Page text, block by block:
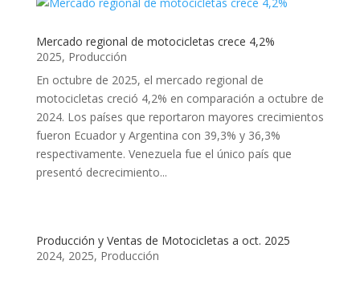
Mercado regional de motocicletas crece 4,2%
2025, Producción
En octubre de 2025, el mercado regional de
motocicletas creció 4,2% en comparación a octubre de
2024. Los países que reportaron mayores crecimientos
fueron Ecuador y Argentina con 39,3% y 36,3%
respectivamente. Venezuela fue el único país que
presentó decrecimiento...
Producción y Ventas de Motocicletas a oct. 2025
2024, 2025, Producción